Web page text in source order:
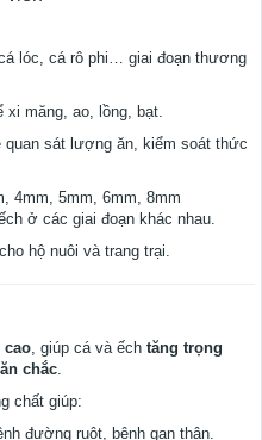
lóc, cá rô phi… giai đoạn thương
xi măng, ao, lồng, bạt.
quan sát lượng ăn, kiểm soát thức
4mm, 5mm, 6mm, 8mm
ở các giai đoạn khác nhau.
hộ nuôi và trang trại.
cao, giúp cá và ếch tăng trọng
chắc.
chất giúp:
đường ruột, bệnh gan thận.